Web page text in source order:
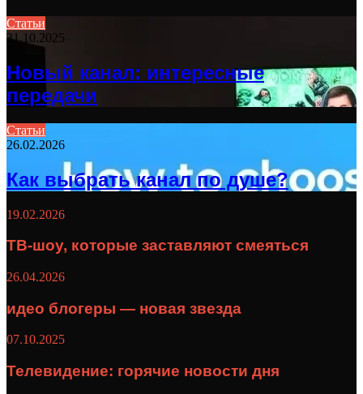
Статьи
31.10.2025
Новый канал: интересные
передачи
Статьи
26.02.2026
Как выбрать канал по душе?
19.02.2026
ТВ-шоу, которые заставляют смеяться
26.04.2026
идео блогеры — новая звезда
07.10.2025
Телевидение: горячие новости дня